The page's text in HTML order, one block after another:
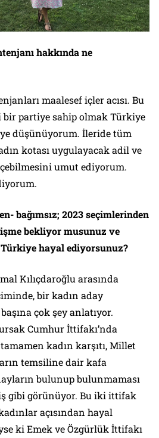
hakkında ne
maalesef içler acısı. Bu
bir partiye sahip olmak Türkiye
düşünüyorum. İleride tüm
kotası uygulayacak adil ve
umut ediyorum.
bağımsız; 2023 seçimlerinden
bekliyor musunuz ve
hayal ediyorsunuz?
Kılıçdaroğlu arasında
bir kadın aday
çok şey anlatıyor.
Cumhur İttifakı’nda
kadın karşıtı, Millet
temsiline dair kafa
bulunup bulunmaması
gibi görünüyor. Bu iki ittifak
açısından hayal
ki Emek ve Özgürlük İttifakı